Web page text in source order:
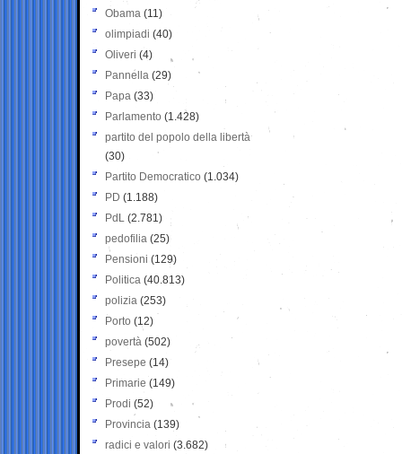
Obama (11)
olimpiadi (40)
Oliveri (4)
Pannella (29)
Papa (33)
Parlamento (1.428)
partito del popolo della libertà
(30)
Partito Democratico (1.034)
PD (1.188)
PdL (2.781)
pedofilia (25)
Pensioni (129)
Politica (40.813)
polizia (253)
Porto (12)
povertà (502)
Presepe (14)
Primarie (149)
Prodi (52)
Provincia (139)
radici e valori (3.682)